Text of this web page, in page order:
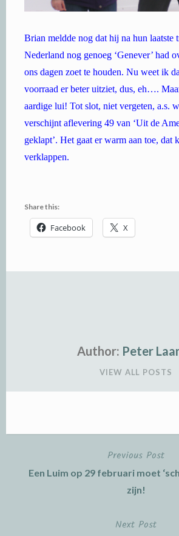
Brian meldde nog dat hij na hun laatste
Nederland nog genoeg ‘Genever’ had
ons dagen zoet te houden. Nu weet ik
voorraad er beter uitziet, dus, eh….
aardige lui! Tot slot, niet vergeten, a.s.
verschijnt aflevering 49 van ‘Uit de
geklapt’. Het gaat er warm aan toe, dat
verklappen.
Share this:
Facebook X
Author: Peter
VIEW ALL POSTS
Previous Post
Een Luim op 29 februari moet
zijn!
Next Post